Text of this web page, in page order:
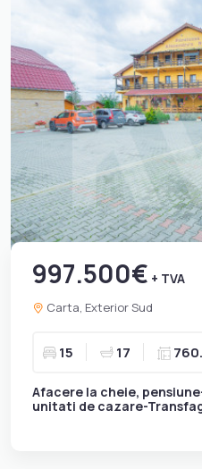
997.500€ + TVA
Carta, Exterior Sud
15 17
Afacere la cheie,
unitati de cazare-